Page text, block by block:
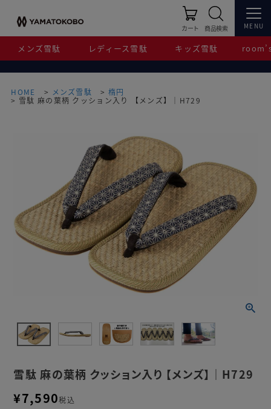
カート 商品検索
メンズ雪駄 レディース雪駄 キッズ雪駄
MENU
HOME メンズ雪駄
楕円
雪駄 麻の葉柄 クッション入り 【メンズ】｜H729
雪駄 麻の葉柄 クッション入り 【メンズ】｜H729
¥7,590税込